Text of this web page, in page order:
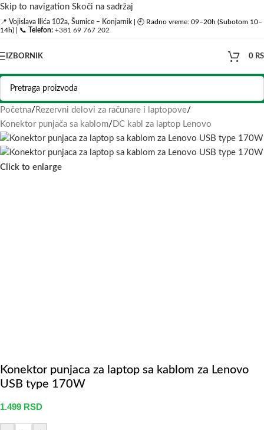
Skip to navigation Skoči na sadržaj
📍 Vojislava Ilića 102a, Šumice – Konjarnik | 🕘 Radno vreme: 09–20h (Subotom 10–
14h) | 📞 Telefon: +381 69 767 202
IZBORNIK 0
Početna/ Rezervni delovi za računare i laptopove/
Konektor punjača sa kablom/ DC kabl za laptop Lenovo
Click to enlarge
Konektor punjaca za laptop sa kablom za Lenovo
USB type 170W
1.499 RSD